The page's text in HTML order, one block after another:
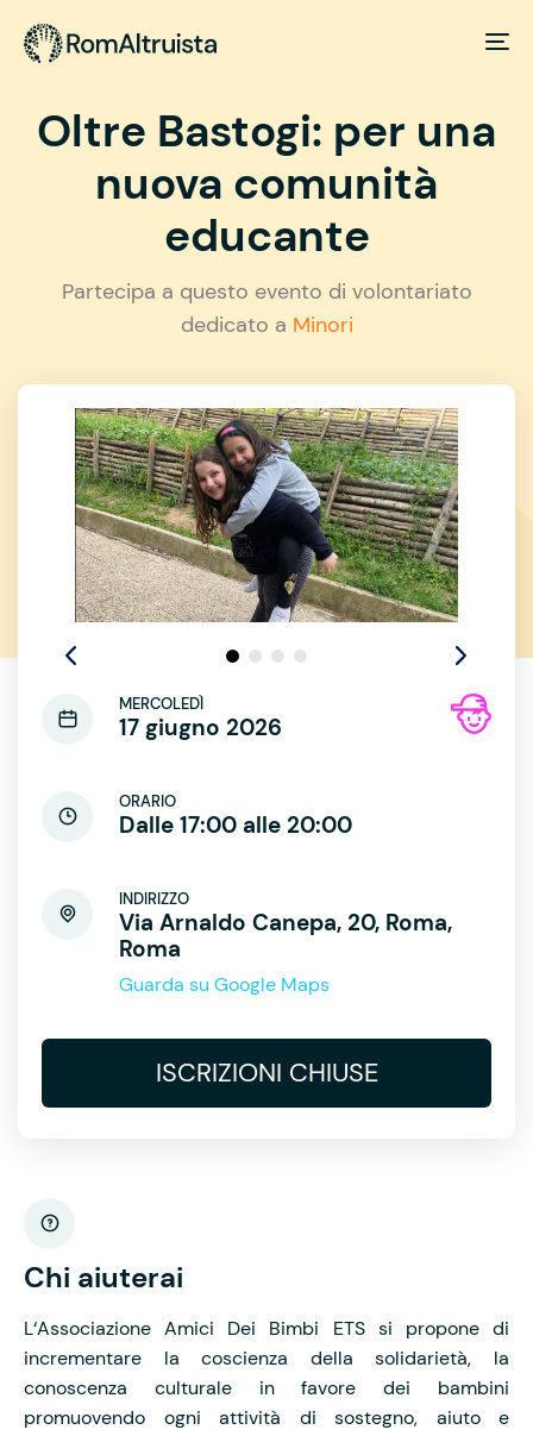
Oltre Bastogi: per una
nuova comunità
educante
Partecipa a questo evento di volontariato
dedicato a Minori
MERCOLEDÌ
17 giugno 2026
ORARIO
Dalle 17:00 alle 20:00
INDIRIZZO
Via Arnaldo Canepa, 20, Roma,
Roma
Guarda su Google Maps
ISCRIZIONI CHIUSE
Chi aiuterai
L‘Associazione Amici Dei Bimbi ETS si propone di
incrementare la coscienza della solidarietà, la
conoscenza culturale in favore dei bambini
promuovendo ogni attività di sostegno, aiuto e